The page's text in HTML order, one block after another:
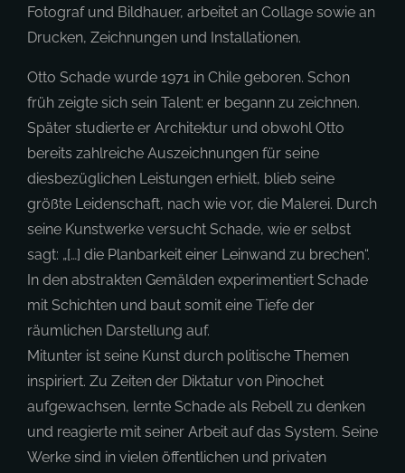
Fotograf und Bildhauer, arbeitet an Collage sowie an
Drucken, Zeichnungen und Installationen.
Otto Schade wurde 1971 in Chile geboren. Schon
früh zeigte sich sein Talent: er begann zu zeichnen.
Später studierte er Architektur und obwohl Otto
bereits zahlreiche Auszeichnungen für seine
diesbezüglichen Leistungen erhielt, blieb seine
größte Leidenschaft, nach wie vor, die Malerei. Durch
seine Kunstwerke versucht Schade, wie er selbst
sagt: „[…] die Planbarkeit einer Leinwand zu brechen“.
In den abstrakten Gemälden experimentiert Schade
mit Schichten und baut somit eine Tiefe der
räumlichen Darstellung auf.
Mitunter ist seine Kunst durch politische Themen
inspiriert. Zu Zeiten der Diktatur von Pinochet
aufgewachsen, lernte Schade als Rebell zu denken
und reagierte mit seiner Arbeit auf das System. Seine
Werke sind in vielen öffentlichen und privaten